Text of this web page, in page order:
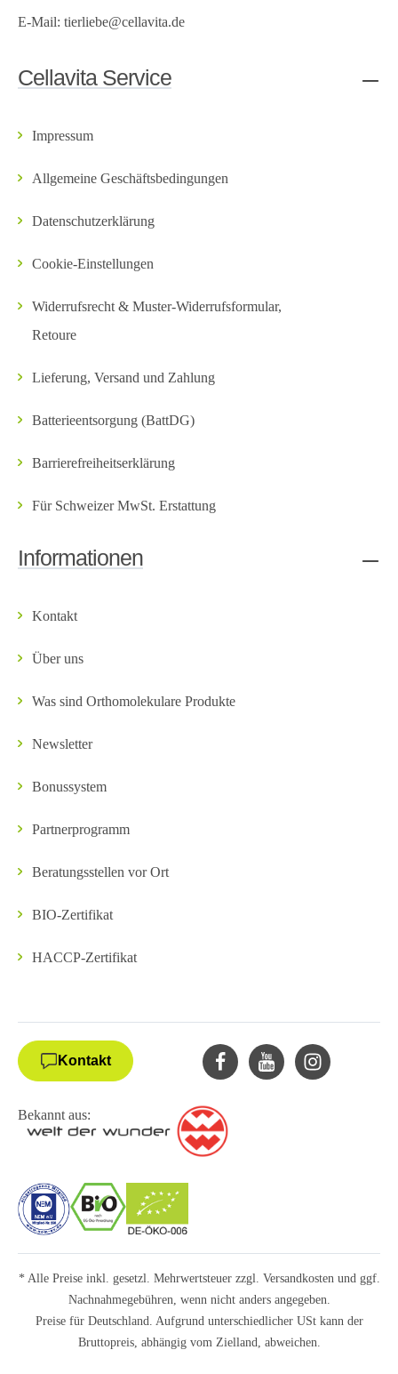
E-Mail: tierliebe@cellavita.de
Cellavita Service
Impressum
Allgemeine Geschäftsbedingungen
Datenschutzerklärung
Cookie-Einstellungen
Widerrufsrecht & Muster-Widerrufsformular,
Retoure
Lieferung, Versand und Zahlung
Batterieentsorgung (BattDG)
Barrierefreiheitserklärung
Für Schweizer MwSt. Erstattung
Informationen
Kontakt
Über uns
Was sind Orthomolekulare Produkte
Newsletter
Bonussystem
Partnerprogramm
Beratungsstellen vor Ort
BIO-Zertifikat
HACCP-Zertifikat
Kontakt
Bekannt aus:
* Alle Preise inkl. gesetzl. Mehrwertsteuer zzgl. Versandkostenund ggf.
Nachnahmegebühren, wenn nicht anders angegeben.
Preise für Deutschland. Aufgrund unterschiedlicher USt kann der
Bruttopreis, abhängig vom Zielland, abweichen.